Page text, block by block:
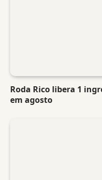
Roda Rico libera 1
em agosto